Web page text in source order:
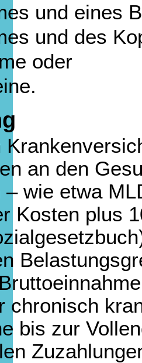
und eines
und des
oder
an den
– wie etwa
Kosten plus
chronisch
bis zur